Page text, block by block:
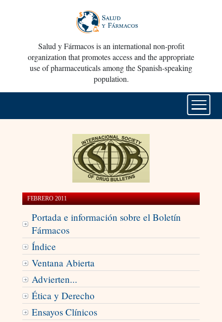
Salud y Fármacos is an international non-profit
organization that promotes access and the appropriate
use of pharmaceuticals among the Spanish-speaking
population.
FEBRERO 2011
Portada e información sobre el Boletín
Fármacos
Índice
Ventana Abierta
Advierten...
Ética y Derecho
Ensayos Clínicos